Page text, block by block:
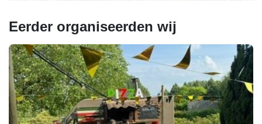
Eerder organiseerden wij